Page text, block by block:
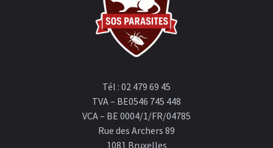
Tél : 02 479 69 45
TVA – BE0546 745 448
VCA – BE 0004/1/FR/04785
Rue des Archers 89
1081 Bruxelles